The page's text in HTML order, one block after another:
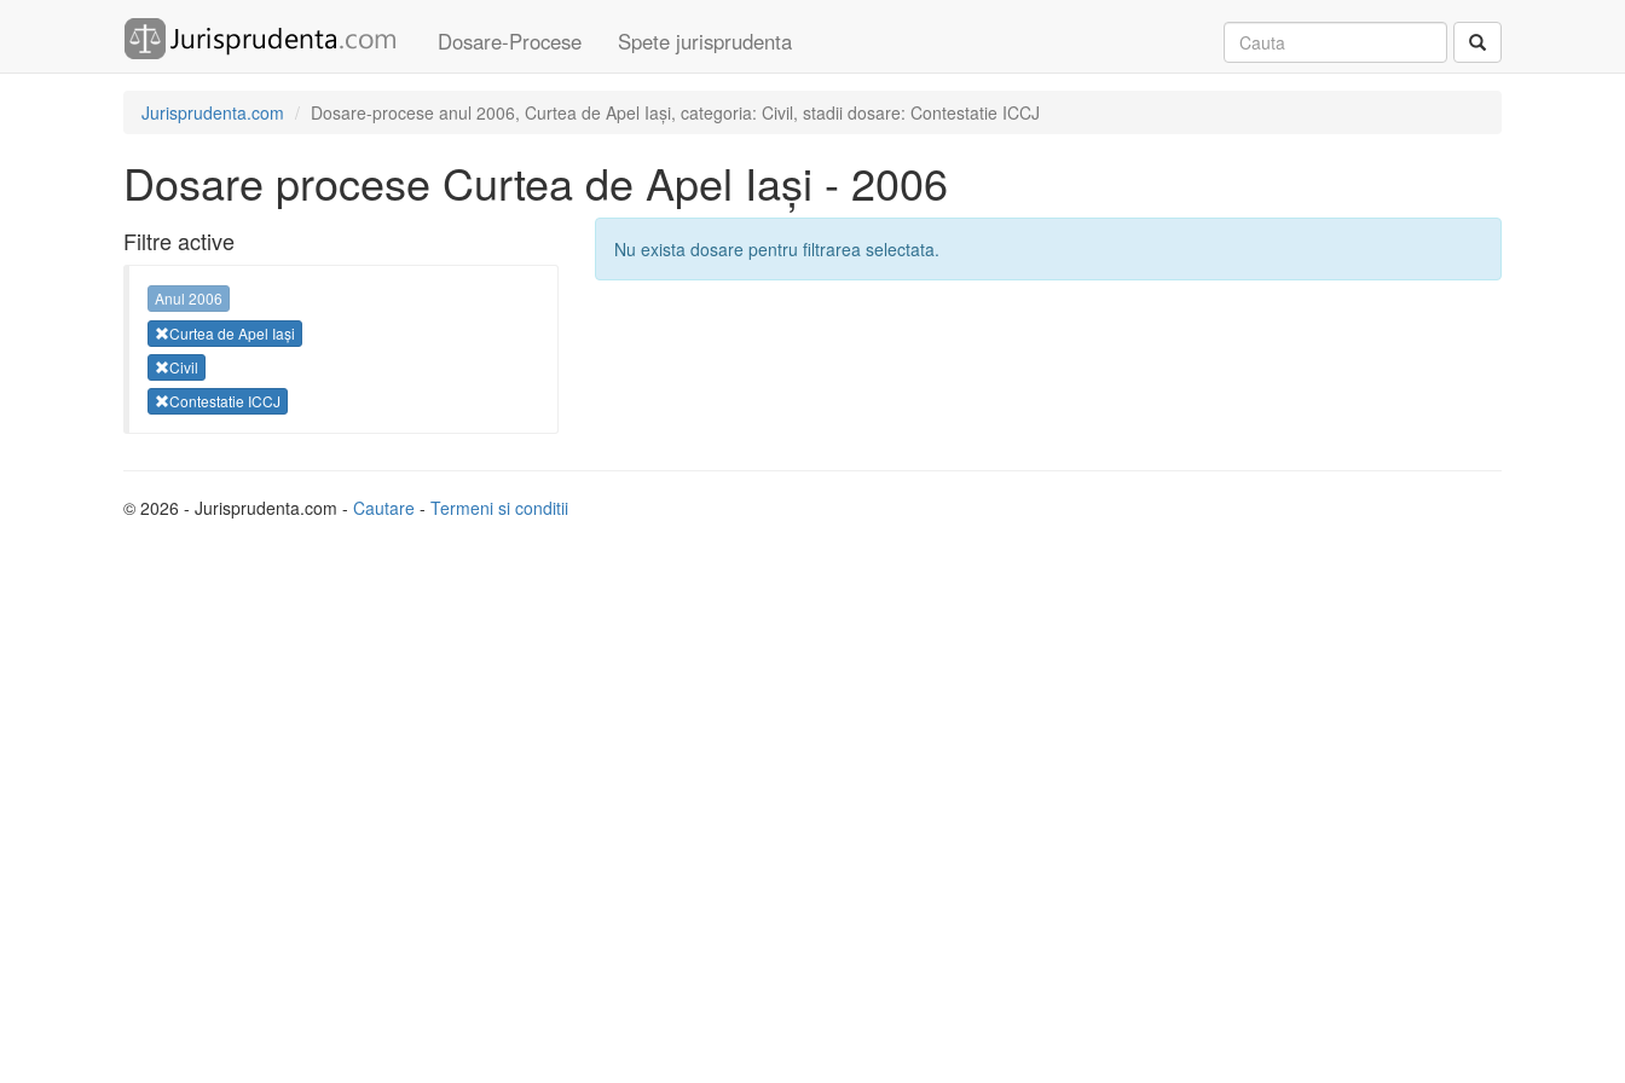
Dosare-Procese Spete jurisprudenta
Jurisprudenta.com Dosare-procese anul 2006, Curtea de Apel Iași, categoria: Civil, stadii dosare: Contestatie ICCJ
Dosare procese Curtea de Apel Iași - 2006
Filtre active
Anul 2006
Curtea de Apel Iași
Civil
Contestatie ICCJ
Nu exista dosare pentru filtrarea selectata.
© 2026 - Jurisprudenta.com - Cautare - Termeni si conditii